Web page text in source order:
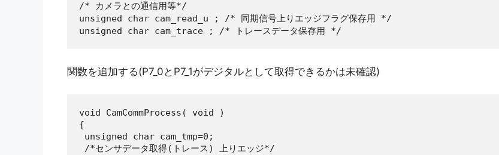
/* カメラとの通信用等*/
unsigned char cam_read_u ; /* 同期信号上りエッジフラグ保存用 */
unsigned char cam_trace ; /* トレースデータ保存用 */
関数を追加する(P7_0とP7_1がデジタルとして取得できるかは未確認)
void CamCommProcess( void )
{
unsigned char cam_tmp=0;
/*センサデータ取得(トレース) 上りエッジ*/